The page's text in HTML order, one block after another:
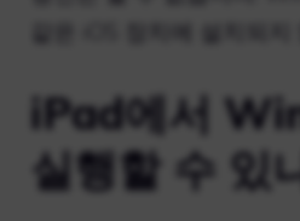
같은 iOS 장치에 설치되지
iPad에서
실행할 수 있